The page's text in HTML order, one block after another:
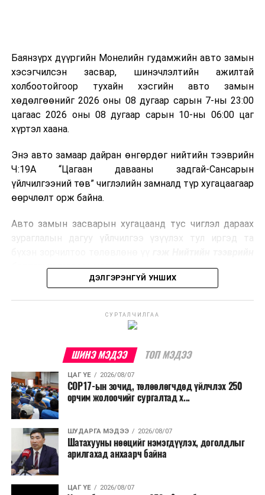
болон дулааны эрчим хүч үйлдвэрлэхэд ашиглаж
болдог. Зарим технологийн хувьд шаталтын дараа
үлдэх үнснээс фосфор зэрэг ашигт эрдсийг сэргээн
авах боломжтой аж.
Япон, Герман, Швейцар, Нидерланд, Өмнөд Солонгос
зэрэг улс лаг хатаах, шатаах технологийг ашиглаж
байна. Тухайлбал, Германд лаг шатаах үйлдвэрээс
гарсан үнснээс фосфор сэргээн авах технологи
ашигладаг бол Нидерландад төвлөрсөн лаг
боловсруулах үйлдвэрүүдээр дулаан, цахилгаан
Ийнхүү лаг хатаах, шатаах технологийг лагийн
улсад өргөн ашиглаж байна.
Баянзүрх дүүргийн Монелийн гудамжийн авто замын
хэсэгчилсэн засвар, шинэчлэлтийн ажилтай
холбоотойгоор тухайн хэсгийн авто замын
хөдөлгөөнийг 2026 оны 08 дугаар сарын 7-ны 23:00
цагаас 2026 оны 08 дугаар сарын 10-ны 06:00 цаг
хүртэл хаана.
Энэ авто замаар дайран өнгөрдөг нийтийн тээврийн
Ч:19А “Цагаан давааны задгай-Сансарын
үйлчилгээний төв” чиглэлийн замналд түр хугацаагаар
өөрчлөлт орж байна.
Авто замын засварын хугацаанд тус чиглэл дараах
зураглалын дагуу үйлчилгээ үзүүлэх тул иргэд та
бодлогын газраас мэдээллээ.
ДЭЛГЭРЭНГҮЙ УНШИХ
СУРТАЛЧИЛГАА
ШИНЭ МЭДЭЭ ТОП МЭДЭЭ
ЦАГ ҮЕ 2026/08/07
COP17-ын зочид, төлөөлөгчдөд үйлчлэх 250
орчим жолоочийг сургалтад х...
ШУДАРГА МЭДЭЭ 2026/08/07
Шатахууны нөөцийг нэмэгдүүлэх, доголдлыг
арилгахад анхаарч байна
ЦАГ ҮЕ 2026/08/07